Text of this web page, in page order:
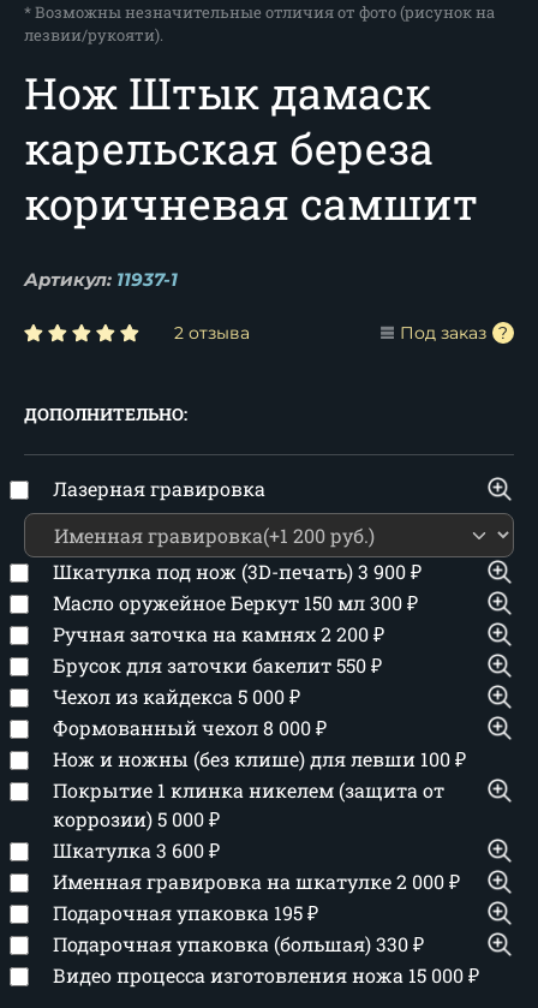
* Возможны незначительные отличия от фото (рисунок на
лезвии/рукояти).
Нож Штык дамаск
карельская береза
коричневая самшит
Артикул: 11937-1
2 отзыва Под заказ
ДОПОЛНИТЕЛЬНО:
Лазерная гравировка
Шкатулка под нож (3D-печать)3 900₽
Масло оружейное Беркут 150 мл300₽
Ручная заточка на камнях2 200₽
Брусок для заточки бакелит550₽
Чехол из кайдекса 5 000₽
Формованный чехол8 000₽
Нож и ножны (без клише) для левши 100₽
Покрытие 1 клинка никелем (защита от
коррозии)5 000₽
Шкатулка 3 600₽
Именная гравировка на шкатулке2 000₽
Подарочная упаковка 195₽
Подарочная упаковка (большая)330₽
Видео процесса изготовления ножа 15 000₽